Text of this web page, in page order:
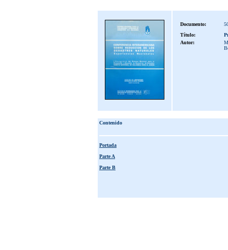
Documento:
Título:
Autor:
Contenido
Portada
Parte A
Parte B